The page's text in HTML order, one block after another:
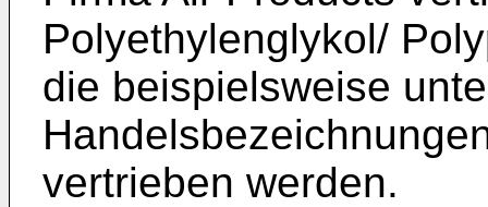
Polyethylenglykol/
die beispielsweise
vertrieben werden.